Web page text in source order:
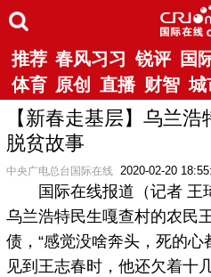
推荐 春风习习 锐评 国
体育 原创 直播 财智 城
【新春走基层】乌兰
脱贫故事
中央广电总台国际在线 2020-02-20
国际在线报道（记者 王
乌兰浩特民生嘎查村的农民
债，“感觉没啥奔头，死的心
见到王志春时，他还欠着十